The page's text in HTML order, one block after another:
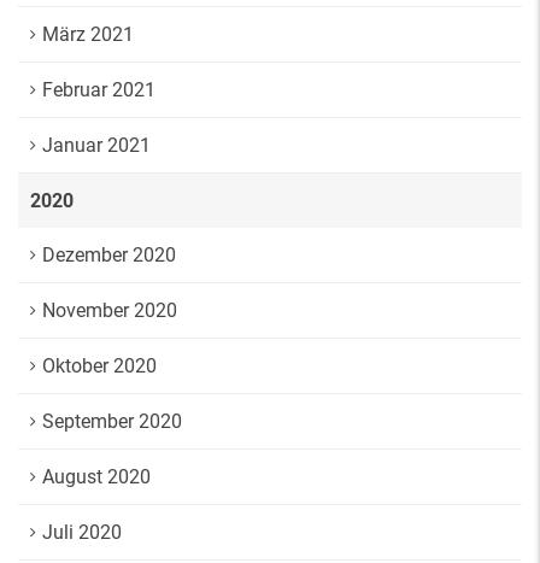
März 2021
Februar 2021
Januar 2021
2020
Dezember 2020
November 2020
Oktober 2020
September 2020
August 2020
Juli 2020